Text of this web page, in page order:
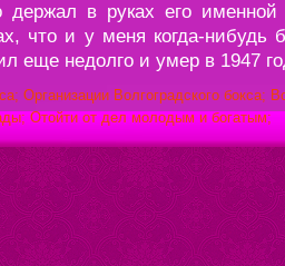
держал в руках его
что и у меня когда-нибудь
еще недолго и умер в 1947
Организации Волгоградского бокса;
Отойти от дел молодым и богатым;